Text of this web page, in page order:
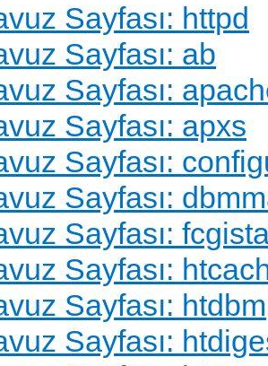
Sayfası: httpd
Sayfası: ab
Sayfası:
Sayfası: apxs
Sayfası:
Sayfası:
Sayfası:
Sayfası:
Sayfası: htdbm
Sayfası: